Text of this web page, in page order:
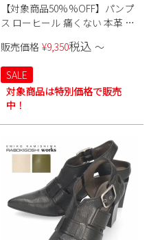
【対象商品50%%OFF】パンプ
ス ローヒール 痛くない 本革 フ
入学式 入園式 3cm cavacava サ
ヴァサヴァ 320593 ポインテッ
ドトゥ
販売価格 ¥9,350税込 〜
SALE
対象商品は特別価格で販売
中！